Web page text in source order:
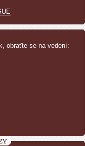
obraťte se na vedení: